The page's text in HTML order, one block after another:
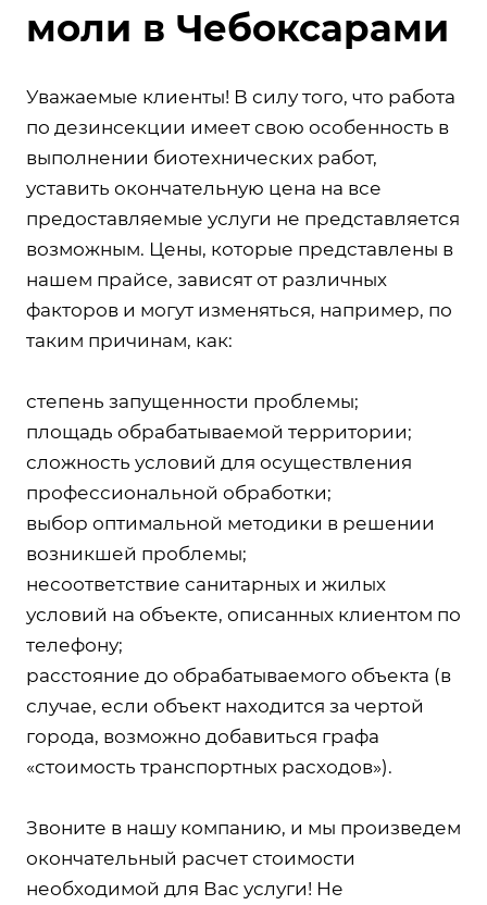
моли в Чебоксарами
Уважаемые клиенты! В силу того, что работа
по дезинсекции имеет свою особенность в
выполнении биотехнических работ,
уставить окончательную цена на все
предоставляемые услуги не представляется
возможным. Цены, которые представлены в
нашем прайсе, зависят от различных
факторов и могут изменяться, например, по
таким причинам, как:
степень запущенности проблемы;
площадь обрабатываемой территории;
сложность условий для осуществления
профессиональной обработки;
выбор оптимальной методики в решении
возникшей проблемы;
несоответствие санитарных и жилых
условий на объекте, описанных клиентом по
телефону;
расстояние до обрабатываемого объекта (в
случае, если объект находится за чертой
города, возможно добавиться графа
«стоимость транспортных расходов»).
Звоните в нашу компанию, и мы произведем
окончательный расчет стоимости
необходимой для Вас услуги! Не